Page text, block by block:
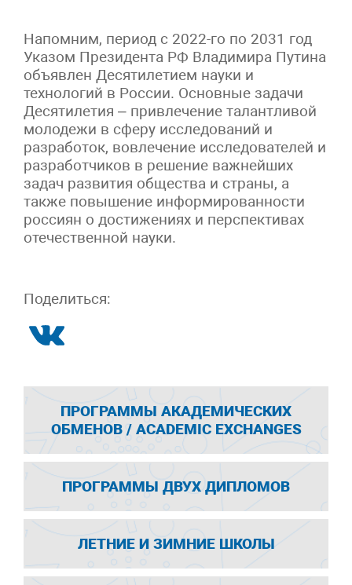
Напомним, период с 2022-го по 2031 год
Указом Президента РФ Владимира Путина
объявлен Десятилетием науки и
технологий в России. Основные задачи
Десятилетия – привлечение талантливой
молодежи в сферу исследований и
разработок, вовлечение исследователей и
разработчиков в решение важнейших
задач развития общества и страны, а
также повышение информированности
россиян о достижениях и перспективах
отечественной науки.
Поделиться:
ПРОГРАММЫ АКАДЕМИЧЕСКИХ
ОБМЕНОВ / ACADEMIC EXCHANGES
ПРОГРАММЫ ДВУХ ДИПЛОМОВ
ЛЕТНИЕ И ЗИМНИЕ ШКОЛЫ